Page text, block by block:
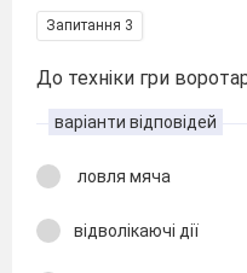
Запитання 3
До техніки гри
варіанти відповідей
ловля мяча
відволікаючі дії